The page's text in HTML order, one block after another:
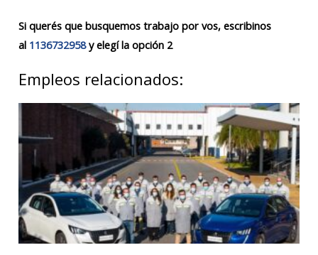
Si querés que busquemos trabajo por vos, escribinos
al 1136732958y elegí la opción 2
Empleos relacionados: